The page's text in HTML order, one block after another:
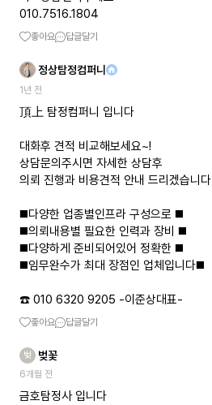
010.7516.1804
좋아요 답글달기
정상탐정컴퍼니
1년 전
頂上 탐정컴퍼니 입니다
대화후 견적 비교해보세요~!
상담문의주시면 자세한 상담후
의뢰 진행과 비용견적 안내 드리겠습니다
◼️다양한 업종별인프라 구성으로 ◼️
◼️의뢰내용별 필요한 인력과 장비 ◼️
◼️다양하게 준비되어있어 정확한 ◼️
◼️임무완수가 최대 장점인 업체입니다◼️
☎️ 010 6320 9205 -이준상대표-
좋아요 답글달기
벚 벚꽃
6개월 전
금호탐정사 입니다